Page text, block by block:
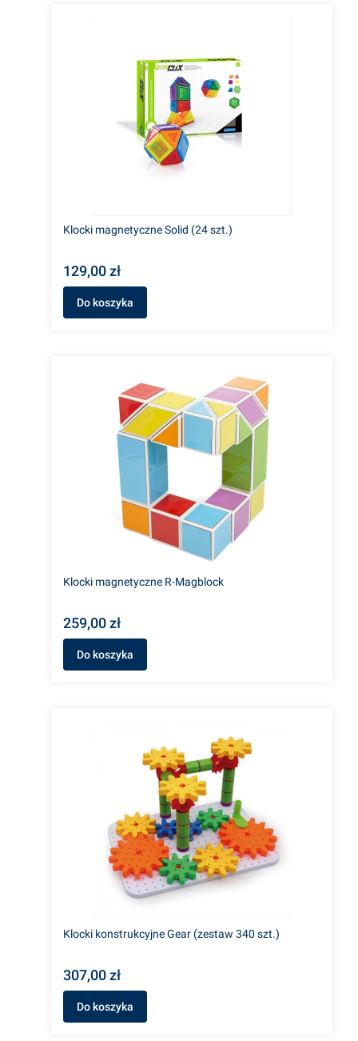
Klocki magnetyczne Solid (24 szt.)
129,00 zł
Do koszyka
Klocki magnetyczne R-Magblock
259,00 zł
Do koszyka
Klocki konstrukcyjne Gear (zestaw 340 szt.)
307,00 zł
Do koszyka